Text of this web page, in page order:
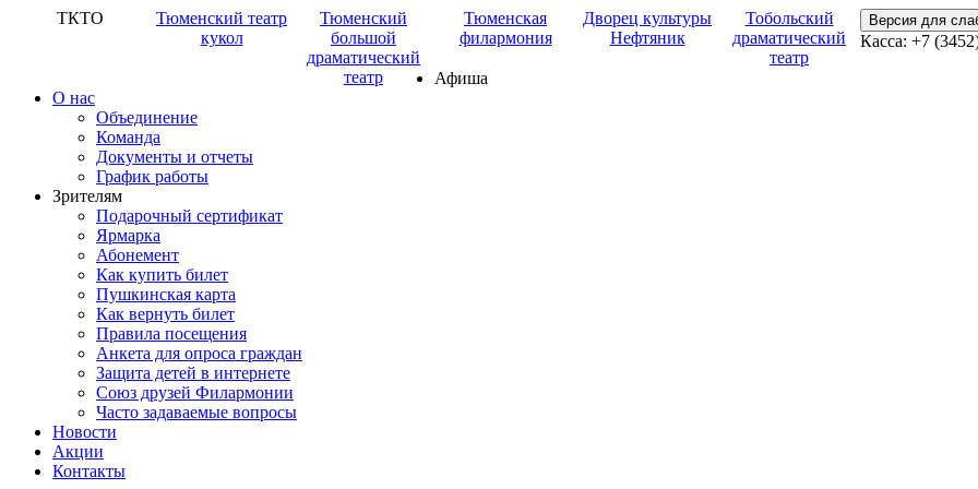
ТКТО
Тюменский театр
кукол
Тюменский
большой
драматический
театр
Тюменская
филармония
Дворец культуры
Нефтяник
Тобольский
драматический
театр
Версия для
Касса: +7
Афиша
О нас
Объединение
Команда
Документы и отчеты
График работы
Зрителям
Подарочный сертификат
Ярмарка
Абонемент
Как купить билет
Пушкинская карта
Как вернуть билет
Правила посещения
Анкета для опроса граждан
Защита детей в интернете
Союз друзей Филармонии
Часто задаваемые вопросы
Новости
Акции
Контакты